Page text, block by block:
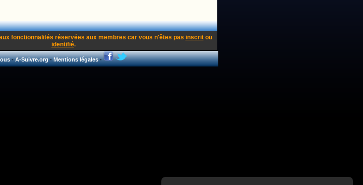
fonctionnalités réservées aux membres car vous n'êtes pas inscritou
identifié.
-A-Suivre.org-Mentions légales-